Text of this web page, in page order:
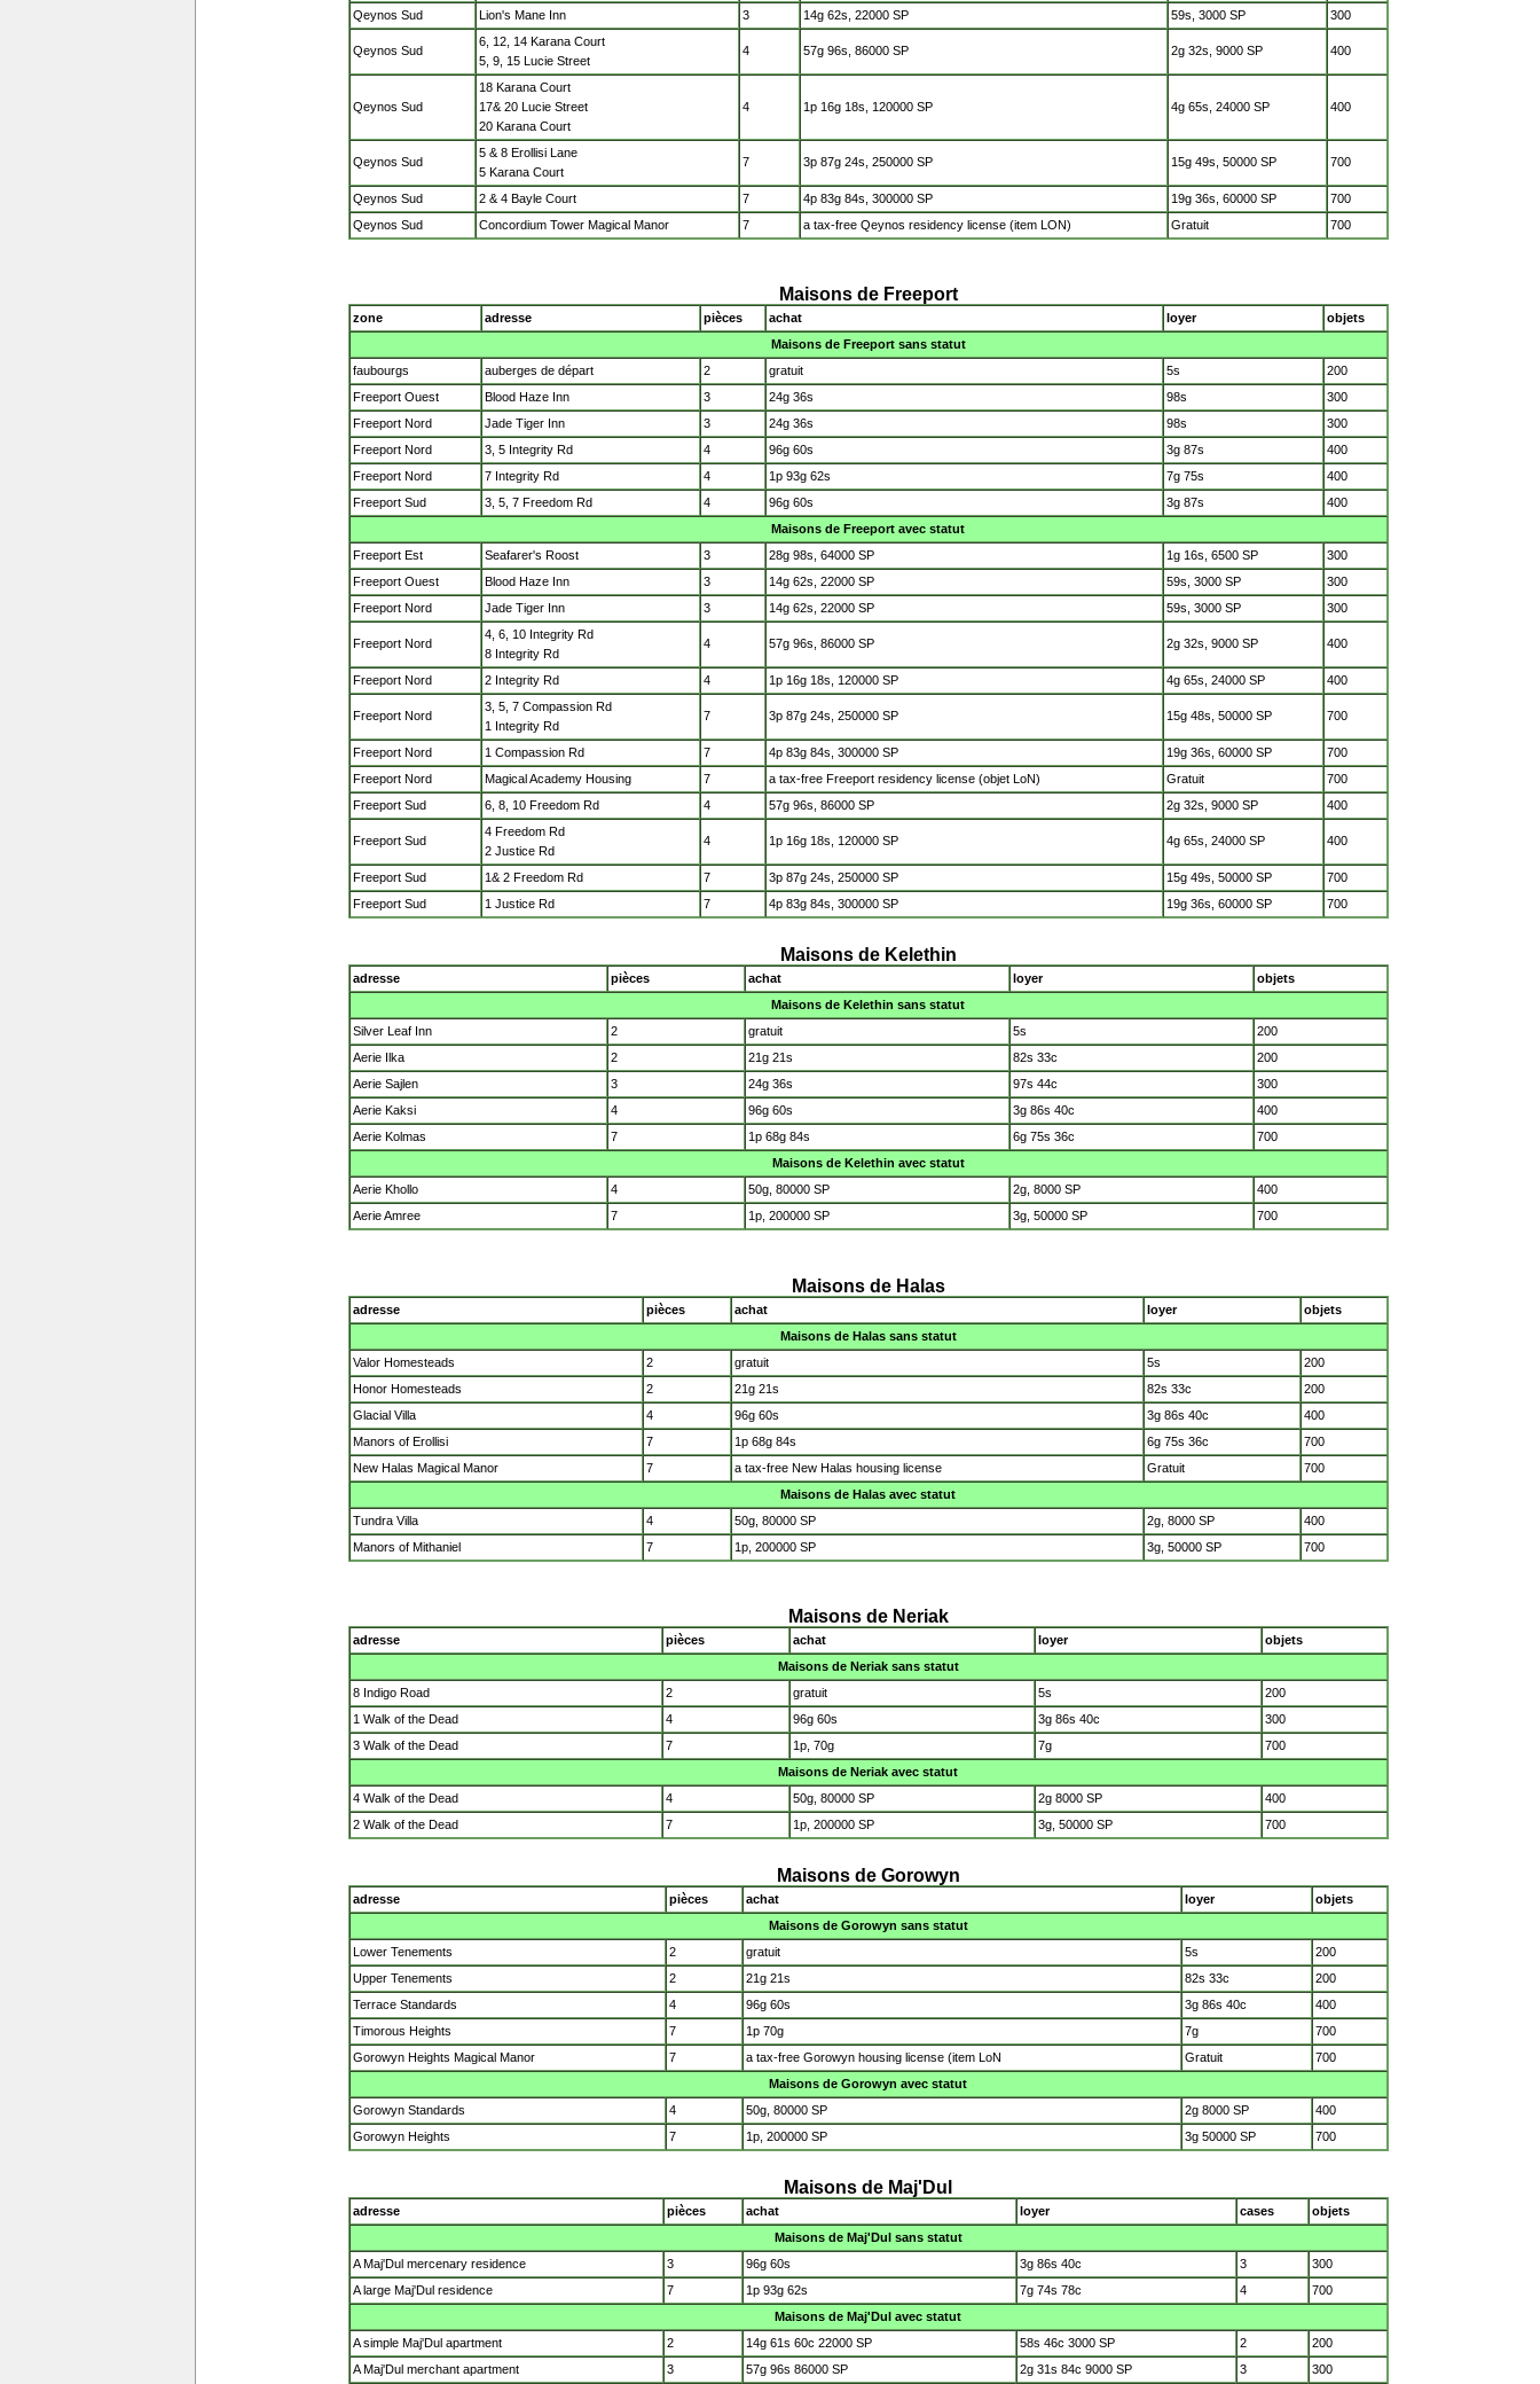
Qeynos Sud
Lion's Mane Inn 3 14g 62s, 22000 SP 59s, 3000 SP 300
Qeynos Sud
6, 12, 14 Karana Court
5, 9, 15 Lucie Street
4 57g 96s, 86000 SP 2g 32s, 9000 SP 400
Qeynos Sud
18 Karana Court
17& 20 Lucie Street
20 Karana Court
4 1p 16g 18s, 120000 SP 4g 65s, 24000 SP 400
Qeynos Sud
5 & 8 Erollisi Lane
5 Karana Court
7 3p 87g 24s, 250000 SP 15g 49s, 50000 SP 700
Qeynos Sud 2 & 4 Bayle Court 7 4p 83g 84s, 300000 SP 19g 36s, 60000 SP
700
Qeynos Sud
Concordium Tower Magical Manor 7 a tax-free Qeynos residency license (item LON) Gratuit 700
Maisons de Freeport
zone adresse pièces achat loyer
objets
Maisons de Freeport sans statut
faubourgs
auberges de départ 2 gratuit 5s
200
Freeport Ouest
Blood Haze Inn 3 24g 36s 98s
300
Freeport Nord
Jade Tiger Inn 3 24g 36s 98s
300
Freeport Nord
3, 5 Integrity Rd 4 96g 60s 3g 87s
400
Freeport Nord
7 Integrity Rd 4 1p 93g 62s 7g 75s
400
Freeport Sud
3, 5, 7 Freedom Rd 4 96g 60s 3g 87s
400
Maisons de Freeport avec statut
Freeport Est
Seafarer's Roost 3 28g 98s, 64000 SP 1g 16s, 6500 SP
300
Freeport Ouest
Blood Haze Inn 3 14g 62s, 22000 SP 59s, 3000 SP
300
Freeport Nord
Jade Tiger Inn 3 14g 62s, 22000 SP 59s, 3000 SP 300
Freeport Nord
4, 6, 10 Integrity Rd
8 Integrity Rd
4 57g 96s, 86000 SP 2g 32s, 9000 SP 400
Freeport Nord 2 Integrity Rd 4 1p 16g 18s, 120000 SP 4g 65s, 24000 SP 400
Freeport Nord
3, 5, 7 Compassion Rd
1 Integrity Rd
7 3p 87g 24s, 250000 SP 15g 48s, 50000 SP 700
Freeport Nord 1 Compassion Rd 7 4p 83g 84s, 300000 SP 19g 36s, 60000 SP
700
Freeport Nord
Magical Academy Housing 7 a tax-free Freeport residency license (objet LoN) Gratuit
700
Freeport Sud
6, 8, 10 Freedom Rd 4 57g 96s, 86000 SP 2g 32s, 9000 SP 400
Freeport Sud
4 Freedom Rd
2 Justice Rd
4 1p 16g 18s, 120000 SP 4g 65s, 24000 SP 400
Freeport Sud 1& 2 Freedom Rd 7 3p 87g 24s, 250000 SP 15g 49s, 50000 SP
700
Freeport Sud
1 Justice Rd 7 4p 83g 84s, 300000 SP 19g 36s, 60000 SP 700
Maisons de Kelethin
adresse pièces achat loyer
objets
Maisons de Kelethin sans statut
Silver Leaf Inn
2 gratuit 5s
200
Aerie Ilka
2 21g 21s 82s 33c
200
Aerie Sajlen
3 24g 36s 97s 44c
300
Aerie Kaksi
4 96g 60s 3g 86s 40c
400
Aerie Kolmas
7 1p 68g 84s 6g 75s 36c
700
Maisons de Kelethin avec statut
Aerie Khollo
4 50g, 80000 SP 2g, 8000 SP
400
Aerie Amree
7 1p, 200000 SP 3g, 50000 SP 700
Maisons de Halas
adresse pièces achat loyer
objets
Maisons de Halas sans statut
Valor Homesteads
2 gratuit 5s
200
Honor Homesteads
2 21g 21s 82s 33c
200
Glacial Villa
4 96g 60s 3g 86s 40c
400
Manors of Erollisi
7 1p 68g 84s 6g 75s 36c
700
New Halas Magical Manor
7 a tax-free New Halas housing license Gratuit
700
Maisons de Halas avec statut
Tundra Villa
4 50g, 80000 SP 2g, 8000 SP
400
Manors of Mithaniel
7 1p, 200000 SP 3g, 50000 SP 700
Maisons de Neriak
adresse pièces achat loyer
objets
Maisons de Neriak sans statut
8 Indigo Road
2 gratuit 5s
200
1 Walk of the Dead
4 96g 60s 3g 86s 40c
300
3 Walk of the Dead
7 1p, 70g 7g
700
Maisons de Neriak avec statut
4 Walk of the Dead
4 50g, 80000 SP 2g 8000 SP
400
2 Walk of the Dead
7 1p, 200000 SP 3g, 50000 SP 700
Maisons de Gorowyn
adresse pièces achat loyer
objets
Maisons de Gorowyn sans statut
Lower Tenements
2 gratuit 5s
200
Upper Tenements
2 21g 21s 82s 33c
200
Terrace Standards
4 96g 60s 3g 86s 40c
400
Timorous Heights
7 1p 70g 7g
700
Gorowyn Heights Magical Manor
7 a tax-free Gorowyn housing license (item LoN Gratuit
700
Maisons de Gorowyn avec statut
Gorowyn Standards
4 50g, 80000 SP 2g 8000 SP
400
Gorowyn Heights
7 1p, 200000 SP 3g 50000 SP 700
Maisons de Maj'Dul
adresse pièces achat loyer cases
objets
Maisons de Maj'Dul sans statut
A Maj'Dul mercenary residence
3 96g 60s 3g 86s 40c 3
300
A large Maj'Dul residence
7 1p 93g 62s 7g 74s 78c 4
700
Maisons de Maj'Dul avec statut
A simple Maj'Dul apartment
2 14g 61s 60c 22000 SP 58s 46c 3000 SP 2
200
A Maj'Dul merchant apartment
3 57g 96s 86000 SP 2g 31s 84c 9000 SP 3 300